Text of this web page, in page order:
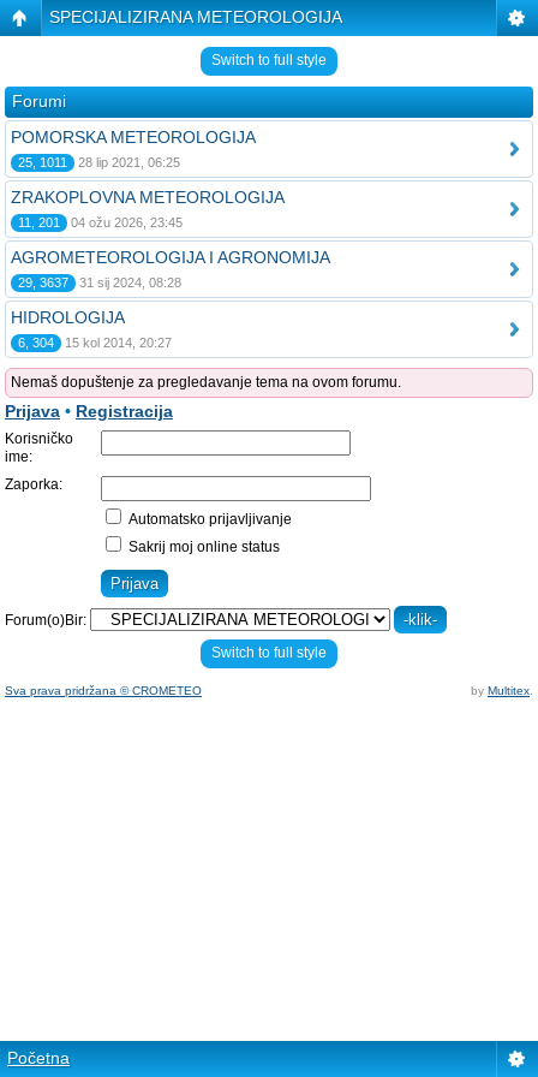
SPECIJALIZIRANA METEOROLOGIJA
Switch to full style
Forumi
POMORSKA METEOROLOGIJA
25, 1011 28 lip 2021, 06:25
ZRAKOPLOVNA METEOROLOGIJA
11, 201 04 ožu 2026, 23:45
AGROMETEOROLOGIJA I AGRONOMIJA
29, 3637 31 sij 2024, 08:28
HIDROLOGIJA
6, 304 15 kol 2014, 20:27
Nemaš dopuštenje za pregledavanje tema na ovom forumu.
Prijava • Registracija
Korisničko
ime:
Zaporka:
Automatsko prijavljivanje
Sakrij moj online status
Forum(o)Bir:
Switch to full style
Sva prava pridržana © CROMETEO by Multitex
Početna